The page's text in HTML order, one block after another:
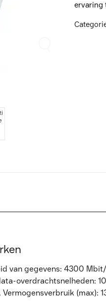
ervaring
van gegevens: 4300
overdrachtsnelheden:
(max):